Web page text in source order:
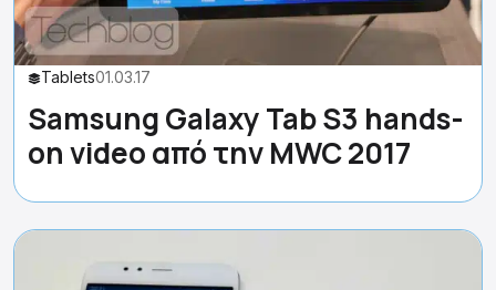
Tablets01.03.17
Samsung Galaxy Tab S3 hands-
on video από την MWC 2017